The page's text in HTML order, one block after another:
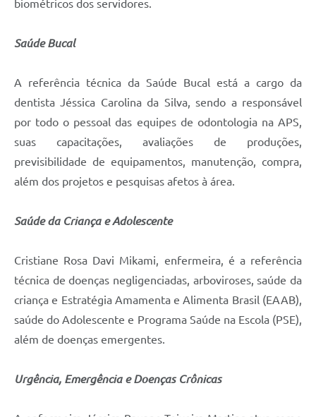
biométricos dos servidores.
Saúde Bucal
A referência técnica da Saúde Bucal está a cargo da
dentista Jéssica Carolina da Silva, sendo a responsável
por todo o pessoal das equipes de odontologia na APS,
suas capacitações, avaliações de produções,
previsibilidade de equipamentos, manutenção, compra,
além dos projetos e pesquisas afetos à área.
Saúde da Criança e Adolescente
Cristiane Rosa Davi Mikami, enfermeira, é a referência
técnica de doenças negligenciadas, arboviroses, saúde da
criança e Estratégia Amamenta e Alimenta Brasil (EAAB),
saúde do Adolescente e Programa Saúde na Escola (PSE),
além de doenças emergentes.
Urgência, Emergência e Doenças Crônicas